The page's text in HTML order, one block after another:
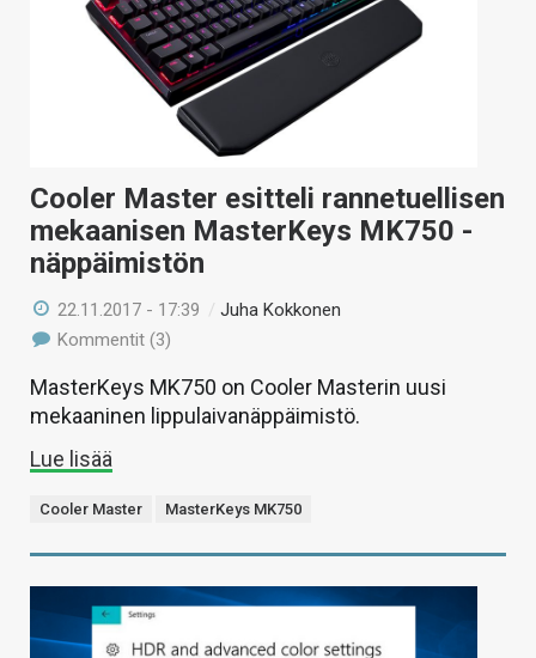
HAKU
Cooler Master esitteli rannetuellisen
mekaanisen MasterKeys MK750 -
näppäimistön
22.11.2017 - 17:39 /Juha Kokkonen
Kommentit (3)
MasterKeys MK750 on Cooler Masterin uusi
mekaaninen lippulaivanäppäimistö.
Lue lisää
Cooler Master MasterKeys MK750